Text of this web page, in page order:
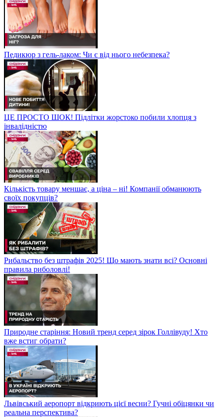
Педикюр з гель-лаком: Чи є від нього небезпека?
ЦЕ ПРОСТО ШОК! Підлітки жорстоко побили хлопця з
інвалідністю
Кількість товару меншає, а ціна – ні! Компанії обманюють
своїх покупців?
Рибальство без штрафів 2025! Що мають знати всі? Основні
правила риболовлі!
Природне старіння: Новий тренд серед зірок Голлівуду! Хто
вже встиг обрати?
Львівський аеропорт відкриють цієї весни? Гучні обіцянки чи
реальна перспектива?